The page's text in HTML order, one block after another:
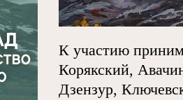
К участию
Корякский,
Дзензур,